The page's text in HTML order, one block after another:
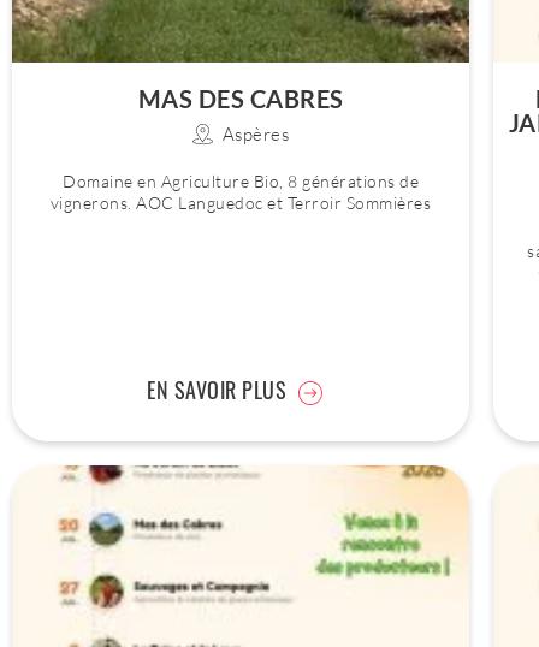
MAS DES CABRES
Aspères
Domaine en Agriculture Bio, 8 générations de
vignerons. AOC Languedoc et Terroir Sommières
EN SAVOIR PLUS